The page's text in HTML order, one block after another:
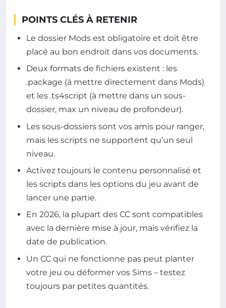
POINTS CLÉS À RETENIR
Le dossier Mods est obligatoire et doit être
placé au bon endroit dans vos documents.
Deux formats de fichiers existent : les
.package (à mettre directement dans Mods)
et les .ts4script (à mettre dans un sous-
dossier, max un niveau de profondeur).
Les sous-dossiers sont vos amis pour ranger,
mais les scripts ne supportent qu’un seul
niveau.
Activez toujours le contenu personnalisé et
les scripts dans les options du jeu avant de
lancer une partie.
En 2026, la plupart des CC sont compatibles
avec la dernière mise à jour, mais vérifiez la
date de publication.
Un CC qui ne fonctionne pas peut planter
votre jeu ou déformer vos Sims – testez
toujours par petites quantités.